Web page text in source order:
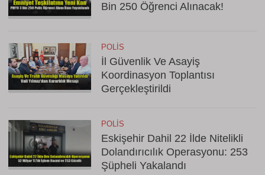
Bin 250 Öğrenci Alınacak!
POLIS
İl Güvenlik Ve Asayiş
Koordinasyon Toplantısı
Gerçekleştirildi
POLIS
Eskişehir Dahil 22 İlde Nitelikli
Dolandırıcılık Operasyonu: 253
Şüpheli Yakalandı